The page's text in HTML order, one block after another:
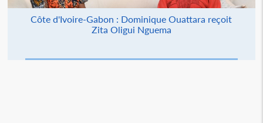
Côte d'Ivoire-Gabon : Dominique Ouattara reçoit
Zita Oligui Nguema